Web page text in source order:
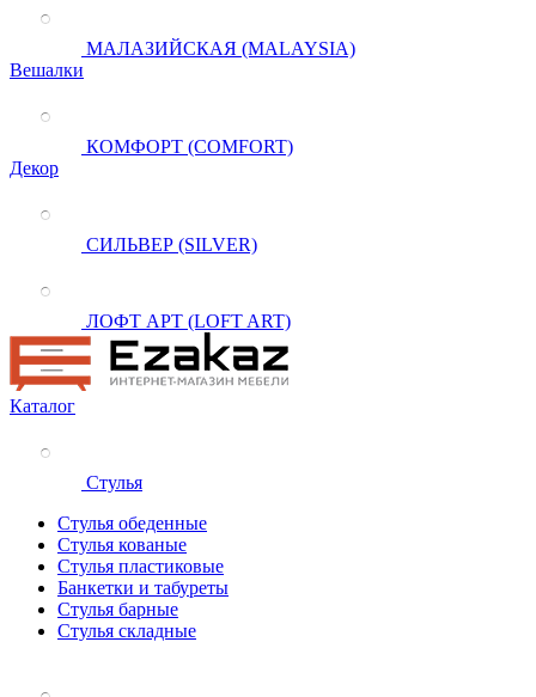
МАЛАЗИЙСКАЯ (MALAYSIA)
Вешалки
КОМФОРТ (COMFORT)
Декор
СИЛЬВЕР (SILVER)
ЛОФТ АРТ (LOFT ART)
Каталог
Стулья
Стулья обеденные
Стулья кованые
Стулья пластиковые
Банкетки и табуреты
Стулья барные
Стулья складные